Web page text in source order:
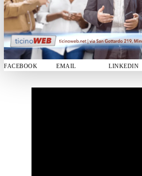
FACEBOOK EMAIL LINKEDIN